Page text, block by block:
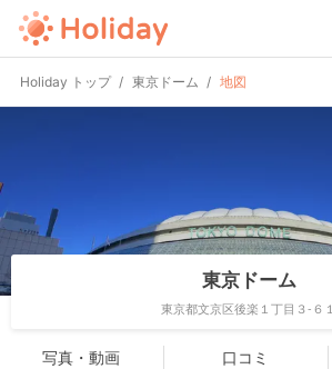
Holiday トップ 東京ドーム 地図
東京ドーム
東京都文京区後楽１丁目３-６１
写真・動画 口コミ